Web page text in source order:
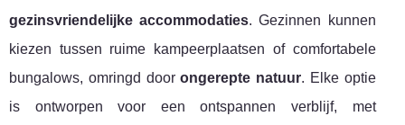
gezinsvriendelijke accommodaties. Gezinnen kunnen
kiezen tussen ruime kampeerplaatsen of comfortabele
bungalows, omringd doorongerepte natuur. Elke optie
is ontworpen voor een ontspannen verblijf, met